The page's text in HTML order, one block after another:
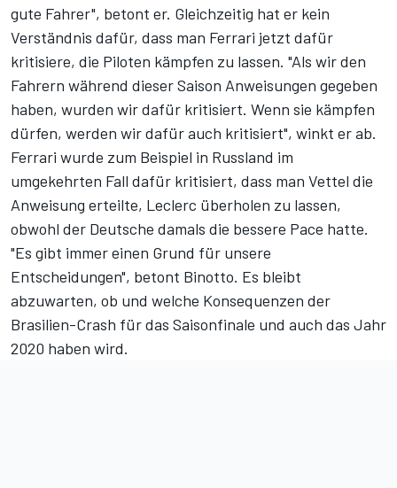
gute Fahrer", betont er. Gleichzeitig hat er kein
Verständnis dafür, dass man Ferrari jetzt dafür
kritisiere, die Piloten kämpfen zu lassen. "Als wir den
Fahrern während dieser Saison Anweisungen gegeben
haben, wurden wir dafür kritisiert. Wenn sie kämpfen
dürfen, werden wir dafür auch kritisiert", winkt er ab.
Ferrari wurde zum Beispiel in Russland im
umgekehrten Fall dafür kritisiert, dass man Vettel die
Anweisung erteilte, Leclerc überholen zu lassen,
obwohl der Deutsche damals die bessere Pace hatte.
"Es gibt immer einen Grund für unsere
Entscheidungen", betont Binotto. Es bleibt
abzuwarten, ob und welche Konsequenzen der
Brasilien-Crash für das Saisonfinale und auch das Jahr
2020 haben wird.